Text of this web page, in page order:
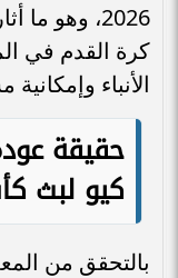
2026، وهو
كرة القدم في
الأنباء
حقيقة
كيو لبث كأس
بالتحقق من